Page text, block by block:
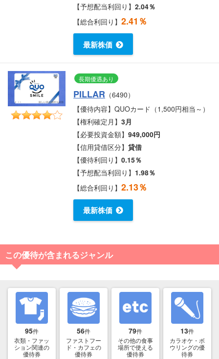
【予想配当利回り】2.04％
【総合利回り】2.41％
最新株価
長期優遇あり
PILLAR （6490）
【優待内容】QUOカード（1,500円相当～）
【権利確定月】3月
【必要投資金額】949,000円
【信用貸借区分】貸借
【優待利回り】0.15％
【予想配当利回り】 1.98％
【総合利回り】2.13％
最新株価
この優待が含まれるジャンル
95件
衣類・ファッ
ション関連の
優待券
56件
ファストフー
ド・カフェの
優待券
79件
その他の食事
場所で使える
優待券
13件
カラオケ・ボ
ウリングの優
待券